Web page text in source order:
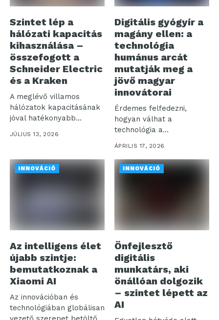
Szintet lép a
hálózati kapacitás
kihasználása –
összefogott a
Schneider Electric
és a Kraken
A meglévő villamos
hálózatok kapacitásának
jóval hatékonyabb
kihasználását teszi
lehetővé a jövőben...
JÚLIUS 13, 2026
Digitális gyógyír a
magány ellen: a
technológia
humánus arcát
mutatják meg a
jövő magyar
innovátorai
Érdemes felfedezni,
hogyan válhat a
technológia a
mindennapjaink segítőjévé
– a Samsung...
ÁPRILIS 17, 2026
INNOVÁCIÓ
Az intelligens élet
újabb szintje:
bemutatkoznak a
Xiaomi AI
Az innovációban és
technológiában globálisan
INNOVÁCIÓ
Önfejlesztő
digitális
munkatárs, aki
önállóan dolgozik
– szintet lépett az
AI